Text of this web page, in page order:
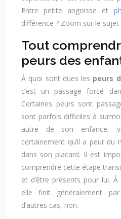
Entre petite angoisse et
différence ? Zoom sur le sujet
Tout
peurs des
À quoi sont dues les peurs
c’est un passage forcé
Certaines peurs sont
sont parfois difficiles à
autre de son enfance,
certainement qu’il a peur
dans son placard. Il est
comprendre cette étape
et d’être présents pour lui.
elle finit généralement
d’autres cas, non.